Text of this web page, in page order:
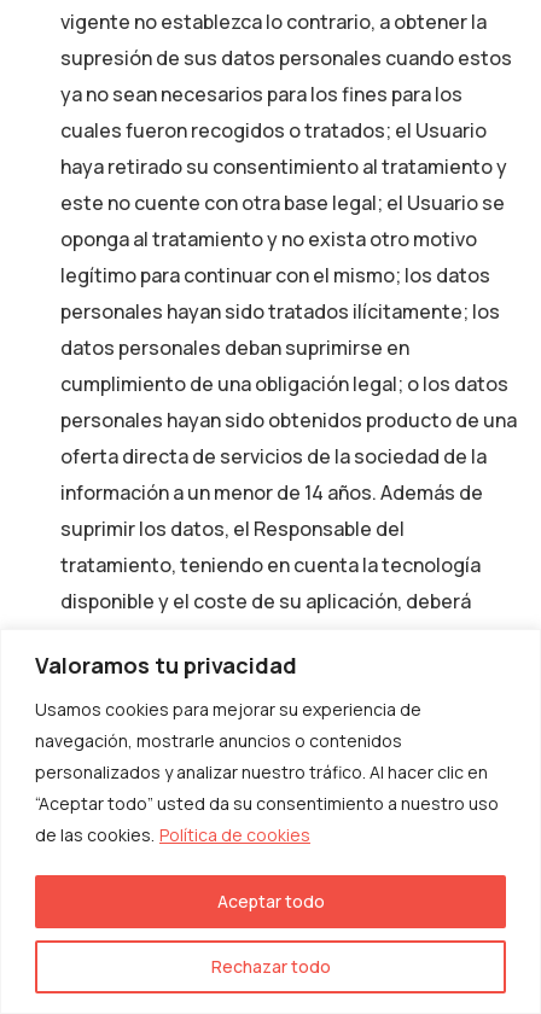
Valoramos tu privacidad
Usamos cookies para mejorar su experiencia de
navegación, mostrarle anuncios o contenidos
personalizados y analizar nuestro tráfico. Al hacer clic en
“Aceptar todo” usted da su consentimiento a nuestro uso
de las cookies. Política de cookies
Rechazar todo
Aceptar todo
vigente no establezca lo contrario, a obtener la
supresión de sus datos personales cuando estos
ya no sean necesarios para los fines para los
cuales fueron recogidos o tratados; el Usuario
haya retirado su consentimiento al tratamiento y
este no cuente con otra base legal; el Usuario se
oponga al tratamiento y no exista otro motivo
legítimo para continuar con el mismo; los datos
personales hayan sido tratados ilícitamente; los
datos personales deban suprimirse en
cumplimiento de una obligación legal; o los datos
personales hayan sido obtenidos producto de una
oferta directa de servicios de la sociedad de la
información a un menor de 14 años. Además de
suprimir los datos, el Responsable del
tratamiento, teniendo en cuenta la tecnología
disponible y el coste de su aplicación, deberá
responsables que estén tratando los datos
personales de la solicitud del interesado de
supresión de cualquier enlace a esos datos
personales.
Derecho a la limitación del tratamiento: Es el
sus datos personales. El Usuario tiene derecho a
obtener la limitación del tratamiento cuando
impugne la exactitud de sus datos personales; el
tratamiento sea ilícito; el Responsable del